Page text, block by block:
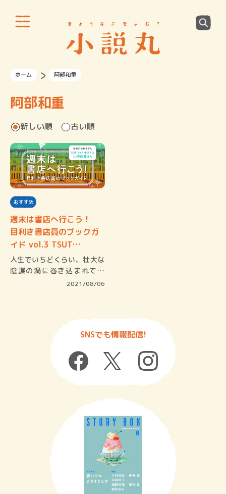
ホーム 阿部和重
阿部和重
新しい順 古い順
おすすめ
週末は書店へ行こう！
目利き書店員のブックガ
イド vol.3 TSUT…
人生でいちどくらい、壮大な
陰謀の渦に巻き込まれて、
2021/08/06
SNSでも情報配信!